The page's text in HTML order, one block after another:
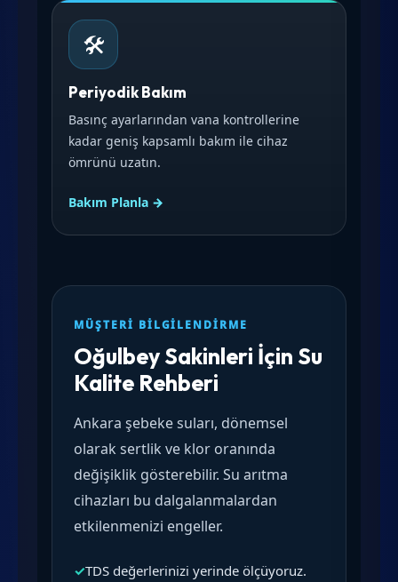
🛠️
Periyodik Bakım
Basınç ayarlarından vana kontrollerine
kadar geniş kapsamlı bakım ile cihaz
ömrünü uzatın.
Bakım Planla →
MÜŞTERI BILGILENDIRME
Oğulbey Sakinleri İçin Su
Kalite Rehberi
Ankara şebeke suları, dönemsel
olarak sertlik ve klor oranında
değişiklik gösterebilir. Su arıtma
cihazları bu dalgalanmalardan
etkilenmenizi engeller.
✓TDS değerlerinizi yerinde ölçüyoruz.